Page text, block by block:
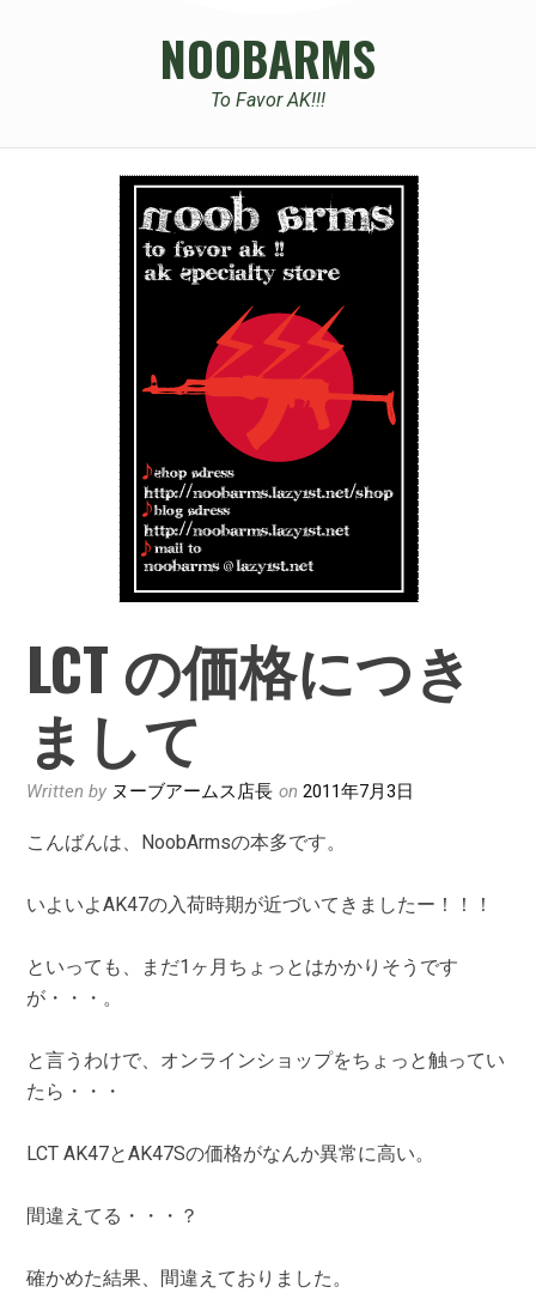
NOOBARMS
To Favor AK!!!
LCT の価格につき
まして
Written by ヌーブアームス店長 on2011年7月3日
こんばんは、NoobArmsの本多です。
いよいよAK47の入荷時期が近づいてきましたー！！！
といっても、まだ1ヶ月ちょっとはかかりそうです
が・・・。
と言うわけで、オンラインショップをちょっと触ってい
たら・・・
LCT AK47とAK47Sの価格がなんか異常に高い。
間違えてる・・・？
確かめた結果、間違えておりました。